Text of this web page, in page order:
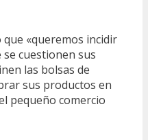
«queremos incidir
cuestionen sus
las bolsas de
sus productos en
pequeño comercio